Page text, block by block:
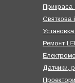
Прикраса
Святкова
Установка
Ремонт
Датчики,
Проектори